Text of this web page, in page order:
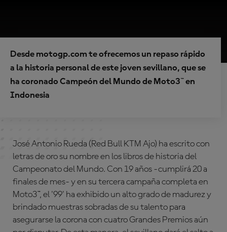
Desde motogp.com te ofrecemos un repaso rápido
a la historia personal de este joven sevillano, que se
ha coronado Campeón del Mundo de Moto3™ en
Indonesia
José Antonio Rueda (Red Bull KTM Ajo) ha escrito con
letras de oro su nombre en los libros de historia del
Campeonato del Mundo. Con 19 años -cumplirá 20 a
finales de mes- y en su tercera campaña completa en
Moto3™, el '99' ha exhibido un alto grado de madurez y
brindado muestras sobradas de su talento para
asegurarse la corona con cuatro Grandes Premios aún